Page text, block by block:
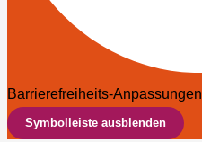
Barrierefreiheits-Anpassungen
Symbolleiste ausblenden